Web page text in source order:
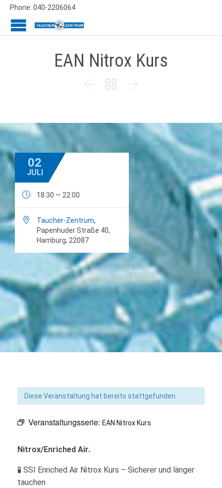
Phone: 040-2206064
EAN Nitrox Kurs
  
02
JULI
 18:30 — 22:00
 Taucher-Zentrum,
Papenhuder Straße 40,
Hamburg, 22087
Diese Veranstaltung hat bereits stattgefunden.
Veranstaltungsserie: EAN Nitrox Kurs
Nitrox/Enriched Air.
🧪 SSI Enriched Air Nitrox Kurs – Sicherer und länger
tauchen